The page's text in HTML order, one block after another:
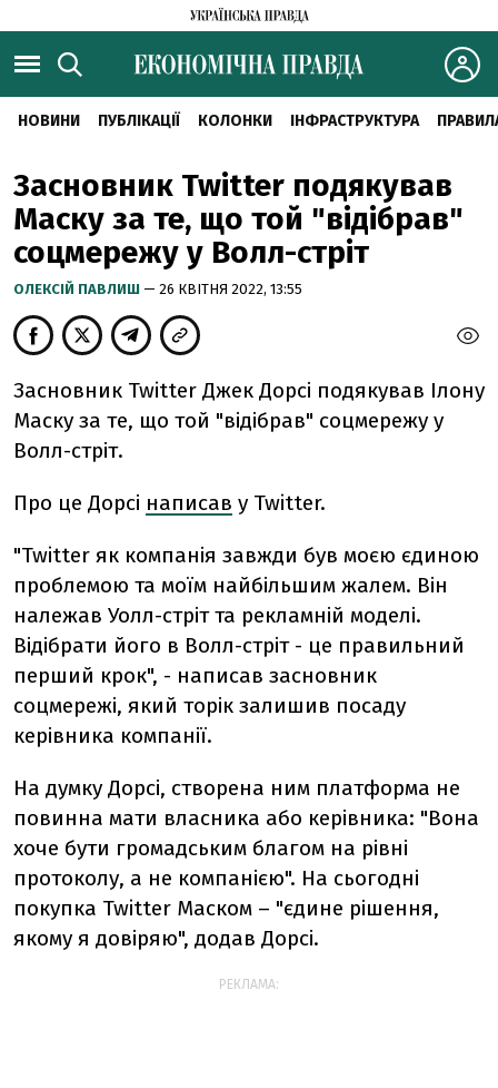
НОВИНИ ПУБЛІКАЦІЇ КОЛОНКИ ІНФРАСТРУКТУРА
Засновник Twitter подякував
Маску за те, що той "відібрав"
соцмережу у Волл-стріт
ОЛЕКСІЙ ПАВЛИШ — 26 КВІТНЯ 2022, 13:55
Засновник Twitter Джек Дорсі подякував Ілону
Маску за те, що той "відібрав" соцмережу у
Волл-стріт.
Про це Дорсі написав у Twitter.
"Twitter як компанія завжди був моєю єдиною
проблемою та моїм найбільшим жалем. Він
належав Уолл-стріт та рекламній моделі.
Відібрати його в Волл-стріт - це правильний
перший крок", - написав засновник
соцмережі, який торік залишив посаду
керівника компанії.
На думку Дорсі, створена ним платформа не
повинна мати власника або керівника: "Вона
хоче бути громадським благом на рівні
протоколу, а не компанією". На сьогодні
покупка Twitter Маском – "єдине рішення,
якому я довіряю", додав Дорсі.
РЕКЛАМА: